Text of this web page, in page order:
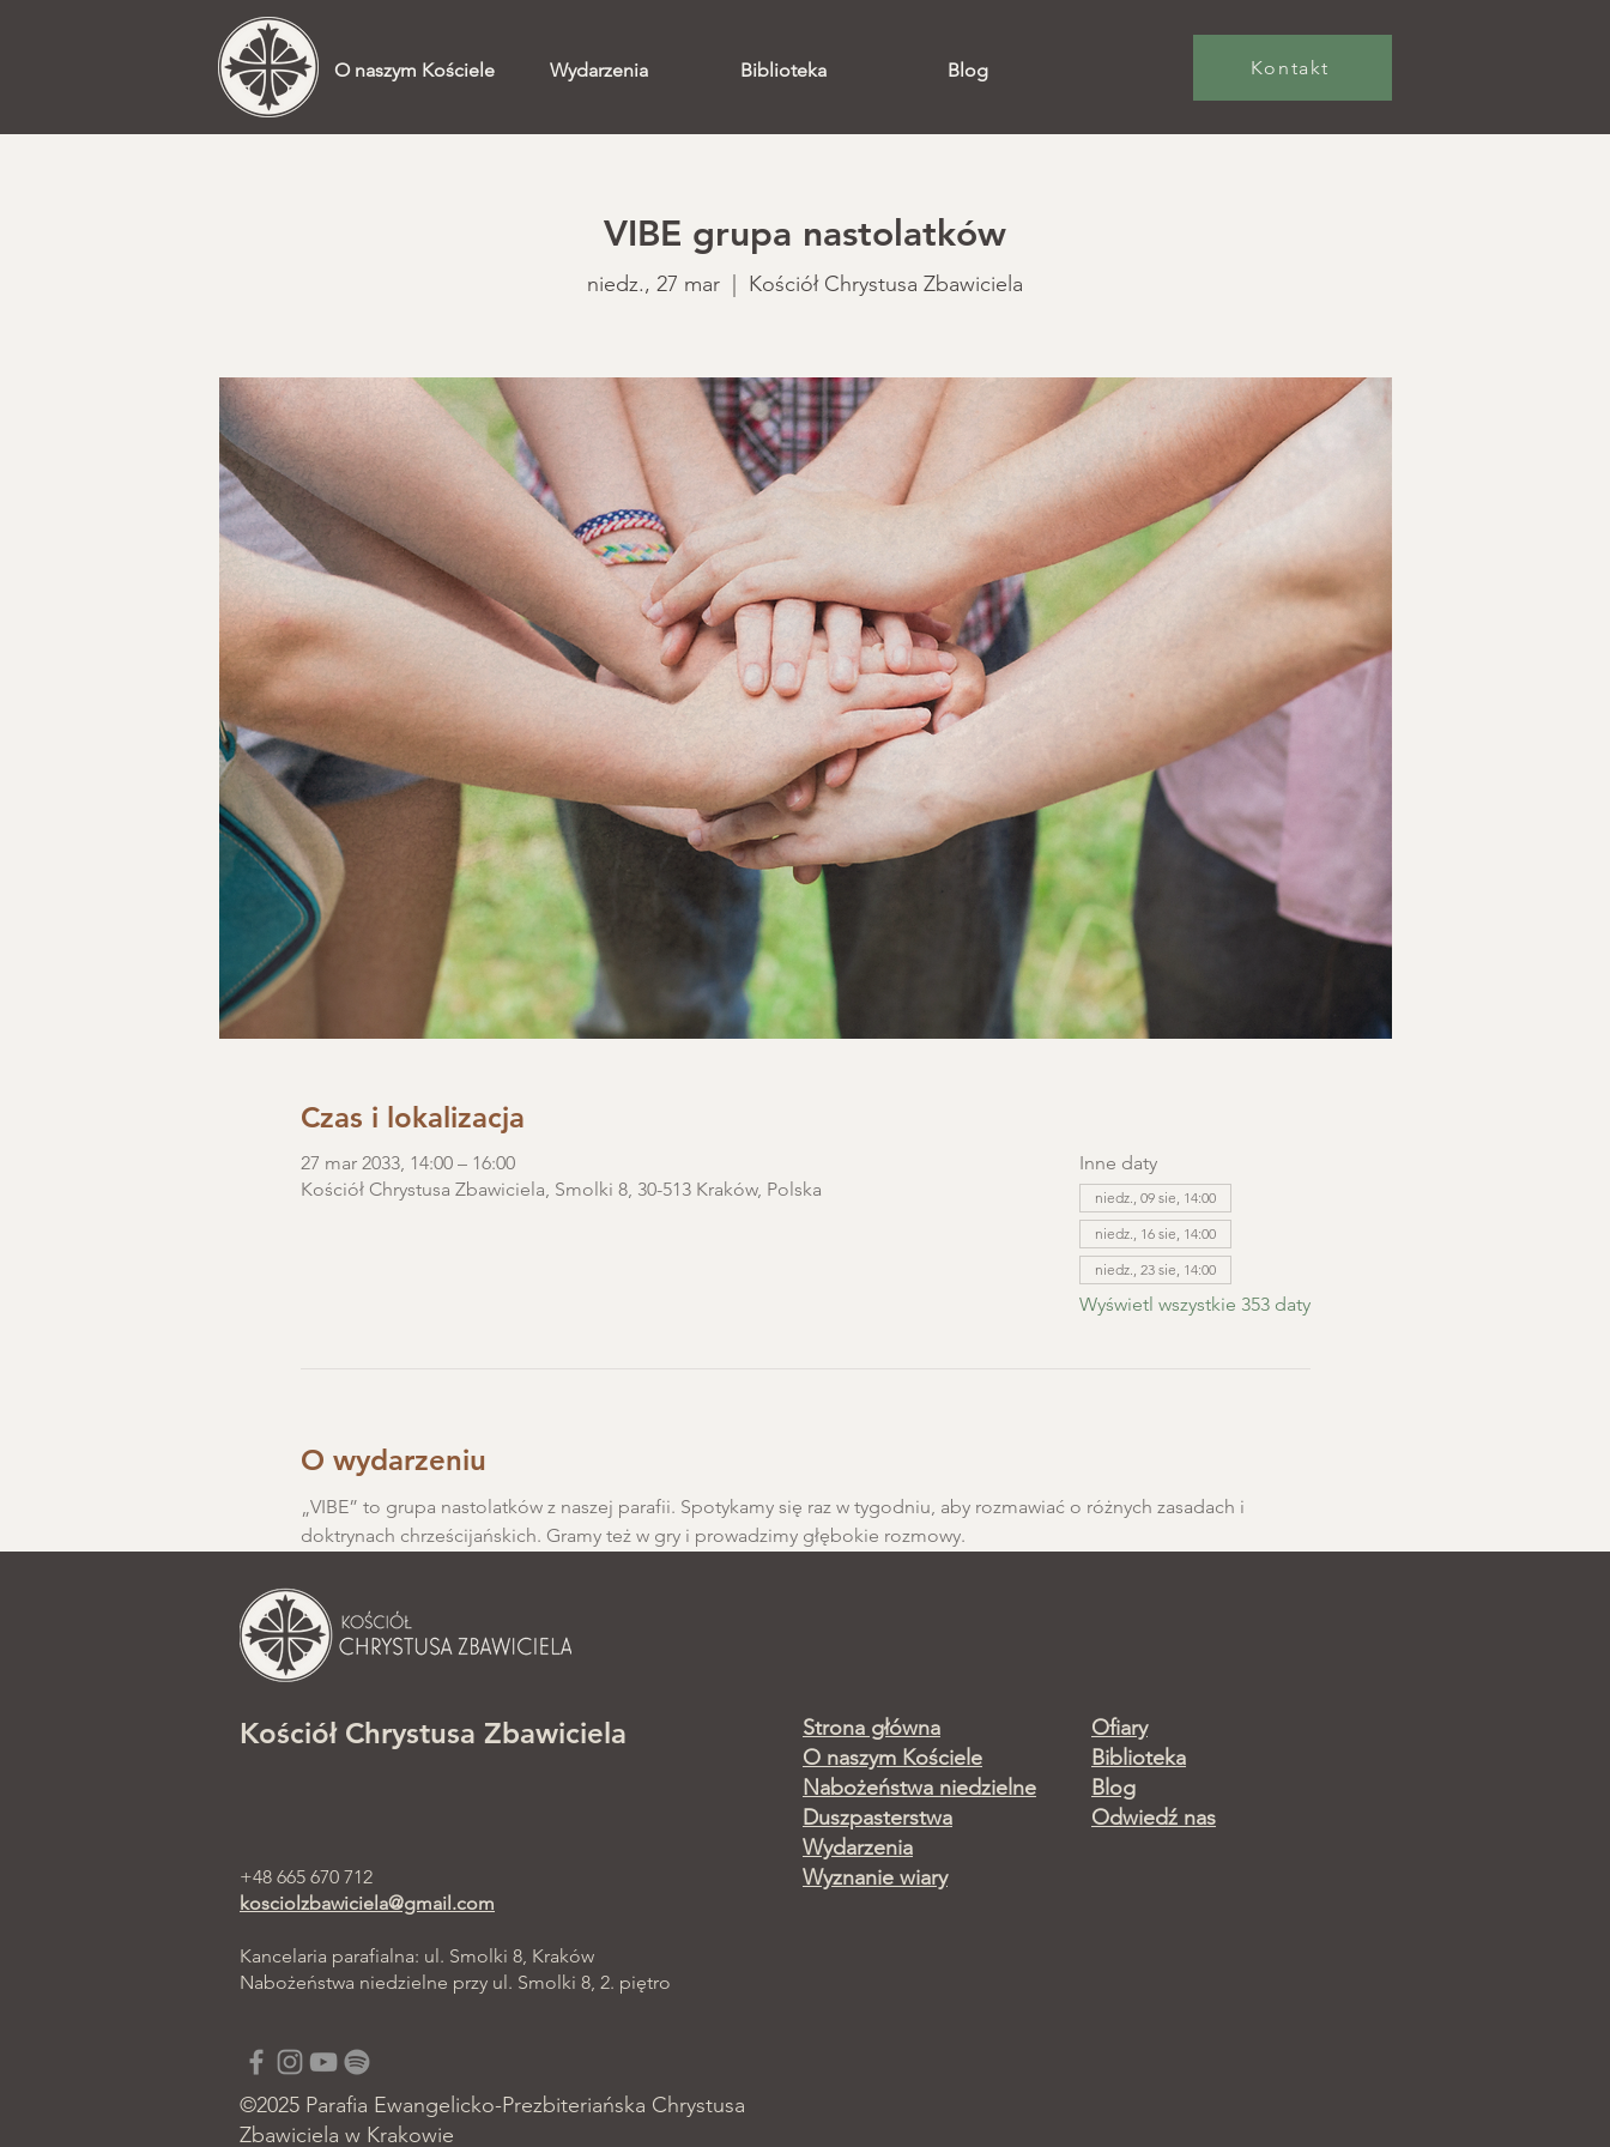
O naszym Kościele Wydarzenia Biblioteka Blog Kontakt
VIBE grupa nastolatków
niedz., 27 mar Kościół Chrystusa Zbawiciela
Czas i lokalizacja
27 mar 2033, 14:00 – 16:00
Kościół Chrystusa Zbawiciela, Smolki 8, 30-513 Kraków, Polska
Inne daty
niedz., 09 sie, 14:00
niedz., 16 sie, 14:00
niedz., 23 sie, 14:00
Wyświetl wszystkie 353 daty
O wydarzeniu
„VIBE” to grupa nastolatków z naszej parafii. Spotykamy się raz w tygodniu, aby rozmawiać o różnych zasadach i
doktrynach chrześcijańskich. Gramy też w gry i prowadzimy głębokie rozmowy.
Kościół Chrystusa Zbawiciela
+48 665 670 712
kosciolzbawiciela@gmail.com
Kancelaria parafialna: ul. Smolki 8, Kraków
Nabożeństwa niedzielne przy ul. Smolki 8, 2. piętro
Strona główna
O naszym Kościele
Nabożeństwa niedzielne
Duszpasterstwa
Wydarzenia
Wyznanie wiary
Ofiary
Biblioteka
Blog
Odwiedź nas
©2025 Parafia Ewangelicko-Prezbiteriańska Chrystusa
Zbawiciela w Krakowie